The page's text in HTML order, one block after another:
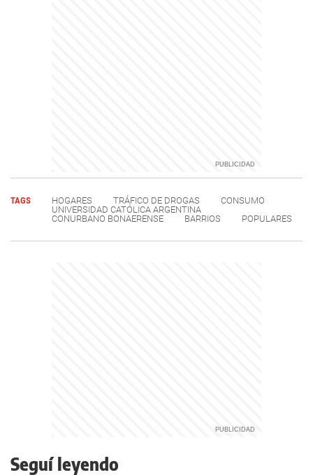
TAGS HOGARES TRÁFICO DE DROGAS
CONSUMO
UNIVERSIDAD CATÓLICA ARGENTINA
CONURBANO BONAERENSE
BARRIOS POPULARES
Seguí leyendo